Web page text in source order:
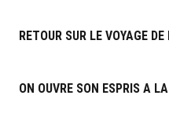
RETOUR SUR LE VOYAGE
ON OUVRE SON ESPRIS A